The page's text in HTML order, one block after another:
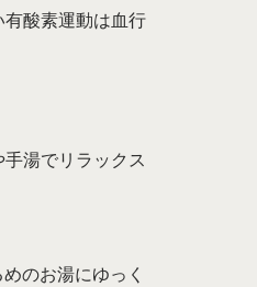
酸素運動は血行
湯でリラックス
のお湯にゆっく